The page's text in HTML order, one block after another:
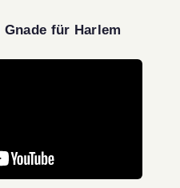
Gnade für Harlem